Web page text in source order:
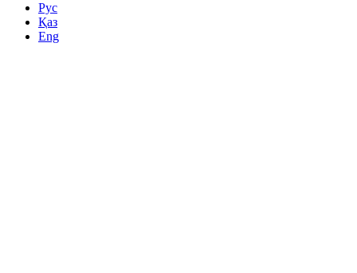
Рус
Қаз
Eng